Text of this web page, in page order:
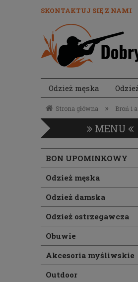
SKONTAKTUJ SIĘ Z NAMI
Odzież męska
Akcesoria strzeleckie
Strona główna » Broń i
MENU
BON UPOMINKOWY
Odzież męska
Odzież damska
Odzież ostrzegawcza
Obuwie
Akcesoria myśliwskie
Outdoor